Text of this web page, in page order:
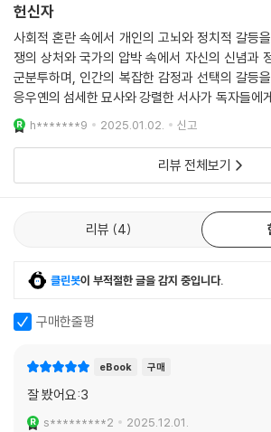
와, 2차 대전 시기의 일본이었다. 백 년 가까이 이
는 베트남 전통 문자의 소멸을 비롯하여 문화 자
물자를 수탈하여 베트남인들을 궁핍으로 내몰았
특히 프랑스는 많은 제국주의 열강들이 그랬듯이
들여보냈고 이 사제들과 가톨릭교도를 보호한다
했는데, 작중 화자인 ‘나’가 프랑스인 신부의 사생
와 같은 맥락에서 의미심장하다(프랑스어와 영어에
라의 ‘아버지’ 국가임을 자처했다. 베트남인들은
은 수가 프랑스에 정착했는데, 이민 2세대까지 생
역시 첨예하게 갈린다. 소설은 이같이 같은 베트남
장, 원치 않게 ‘인도차이나’로 묶였으나 서로 다
전쟁을 벌였다), 거기에 같은 식민지였고 프랑스
세에 처하게 된 아랍인들의 입장 등 온갖 이념과
헌신자
사회적 혼란 속에서 개인의 고뇌와 정치적 갈등
쟁의 상처와 국가의 압박 속에서 자신의 신념과
군분투하며, 인간의 복잡한 감정과 선택의 갈등
응우옌의 섬세한 묘사와 강렬한 서사가 독자들에
회를 제공합니다. 역사적 배경과 인간 드라마가 어
다.
h*******9 2025.01.02. 신고
리뷰 전체보기
리뷰 4
클린봇이 부적절한 글을 감지 중입니다.
구매한줄평
eBook 구매
잘 봤어요:3
s*********2 2025.12.01.